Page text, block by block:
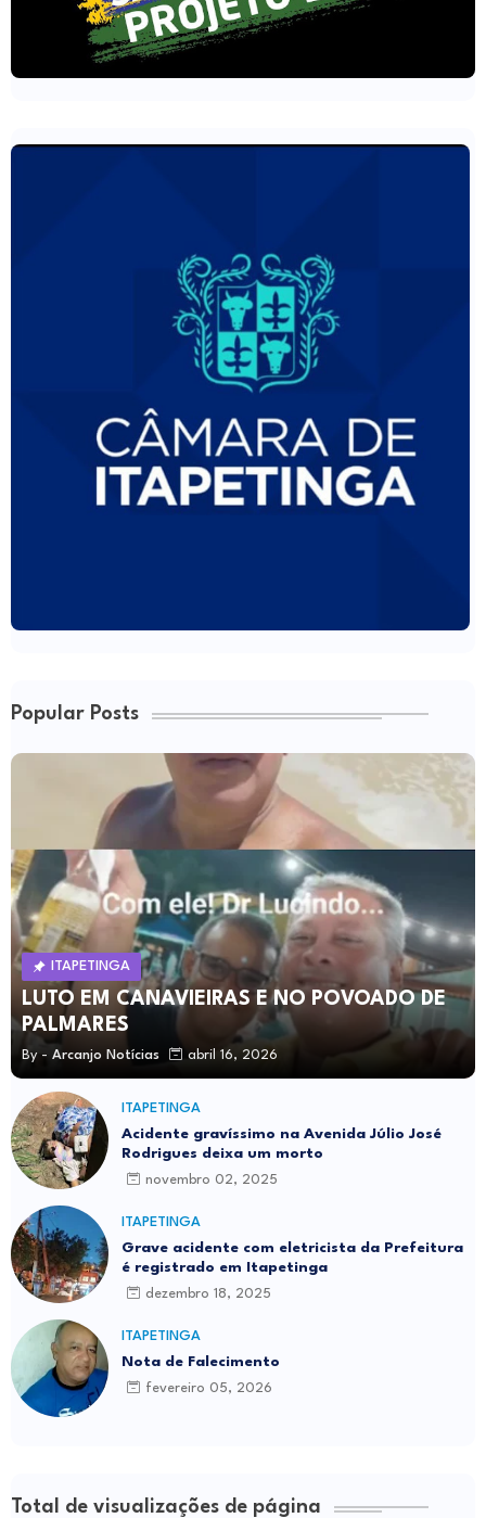
Popular Posts
ITAPETINGA
LUTO EM CANAVIEIRAS E NO POVOADO DE
PALMARES
By - Arcanjo Notícias abril 16, 2026
ITAPETINGA
Acidente gravíssimo na Avenida Júlio José
Rodrigues deixa um morto
novembro 02, 2025
ITAPETINGA
Grave acidente com eletricista da Prefeitura
é registrado em Itapetinga
dezembro 18, 2025
ITAPETINGA
Nota de Falecimento
fevereiro 05, 2026
Total de visualizações de página